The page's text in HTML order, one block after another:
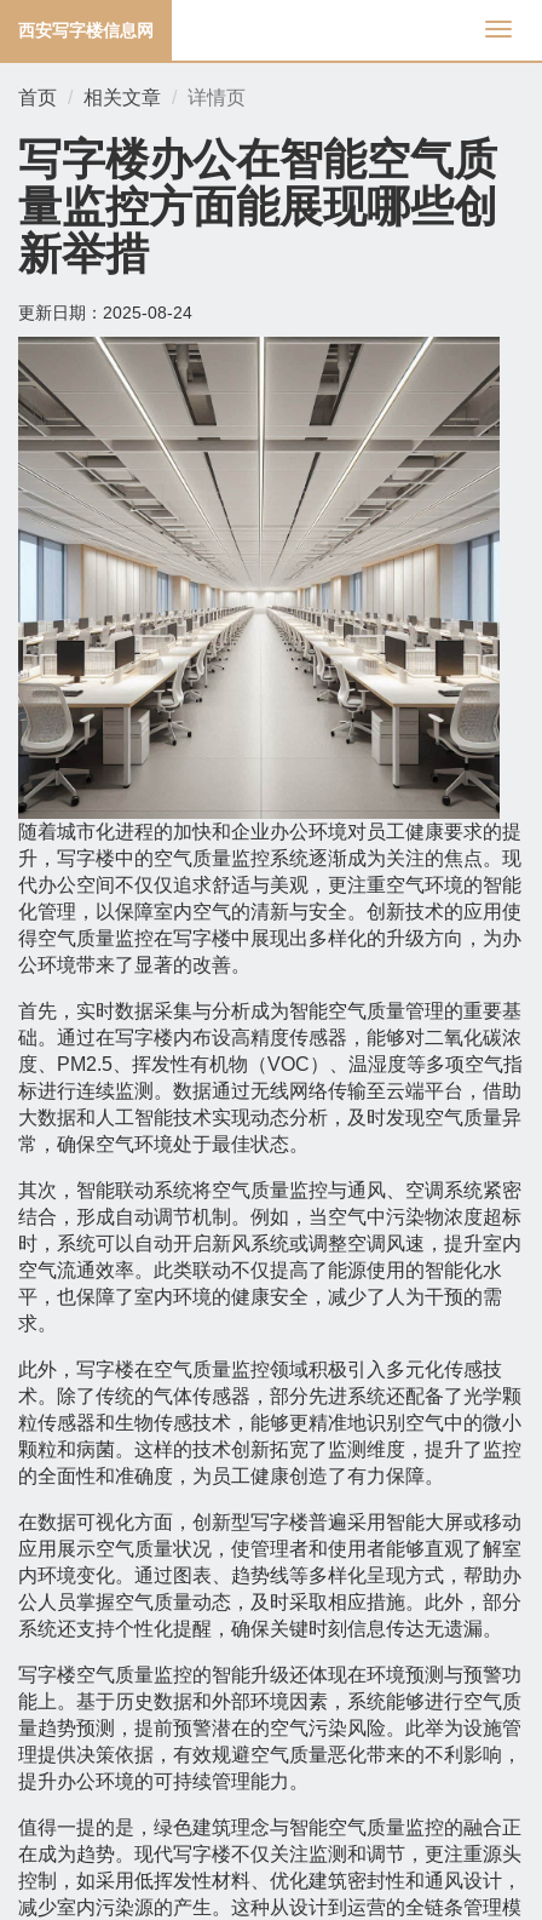
切
换
西安写字楼信息网
首页 相关文章 详情页
写字楼办公在智能空气质
量监控方面能展现哪些创
新举措
更新日期： 2025-08-24
随着城市化进程的加快和企业办公环境对员工健康要求的提
升，写字楼中的空气质量监控系统逐渐成为关注的焦点。现
代办公空间不仅仅追求舒适与美观，更注重空气环境的智能
化管理，以保障室内空气的清新与安全。创新技术的应用使
得空气质量监控在写字楼中展现出多样化的升级方向，为办
公环境带来了显著的改善。
首先，实时数据采集与分析成为智能空气质量管理的重要基
础。通过在写字楼内布设高精度传感器，能够对二氧化碳浓
度、PM2.5、挥发性有机物（VOC）、温湿度等多项空气指
标进行连续监测。数据通过无线网络传输至云端平台，借助
大数据和人工智能技术实现动态分析，及时发现空气质量异
常，确保空气环境处于最佳状态。
其次，智能联动系统将空气质量监控与通风、空调系统紧密
结合，形成自动调节机制。例如，当空气中污染物浓度超标
时，系统可以自动开启新风系统或调整空调风速，提升室内
空气流通效率。此类联动不仅提高了能源使用的智能化水
平，也保障了室内环境的健康安全，减少了人为干预的需
求。
此外，写字楼在空气质量监控领域积极引入多元化传感技
术。除了传统的气体传感器，部分先进系统还配备了光学颗
粒传感器和生物传感技术，能够更精准地识别空气中的微小
颗粒和病菌。这样的技术创新拓宽了监测维度，提升了监控
的全面性和准确度，为员工健康创造了有力保障。
在数据可视化方面，创新型写字楼普遍采用智能大屏或移动
应用展示空气质量状况，使管理者和使用者能够直观了解室
内环境变化。通过图表、趋势线等多样化呈现方式，帮助办
公人员掌握空气质量动态，及时采取相应措施。此外，部分
系统还支持个性化提醒，确保关键时刻信息传达无遗漏。
写字楼空气质量监控的智能升级还体现在环境预测与预警功
能上。基于历史数据和外部环境因素，系统能够进行空气质
量趋势预测，提前预警潜在的空气污染风险。此举为设施管
理提供决策依据，有效规避空气质量恶化带来的不利影响，
提升办公环境的可持续管理能力。
值得一提的是，绿色建筑理念与智能空气质量监控的融合正
在成为趋势。现代写字楼不仅关注监测和调节，更注重源头
控制，如采用低挥发性材料、优化建筑密封性和通风设计，
减少室内污染源的产生。这种从设计到运营的全链条管理模